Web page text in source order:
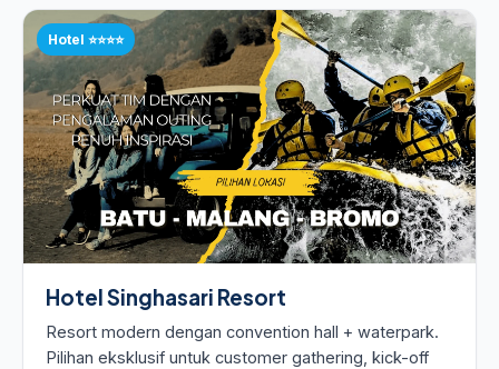
Hotel ⭐⭐⭐⭐
Hotel Singhasari Resort
Resort modern dengan convention hall + waterpark.
Pilihan eksklusif untuk customer gathering, kick-off